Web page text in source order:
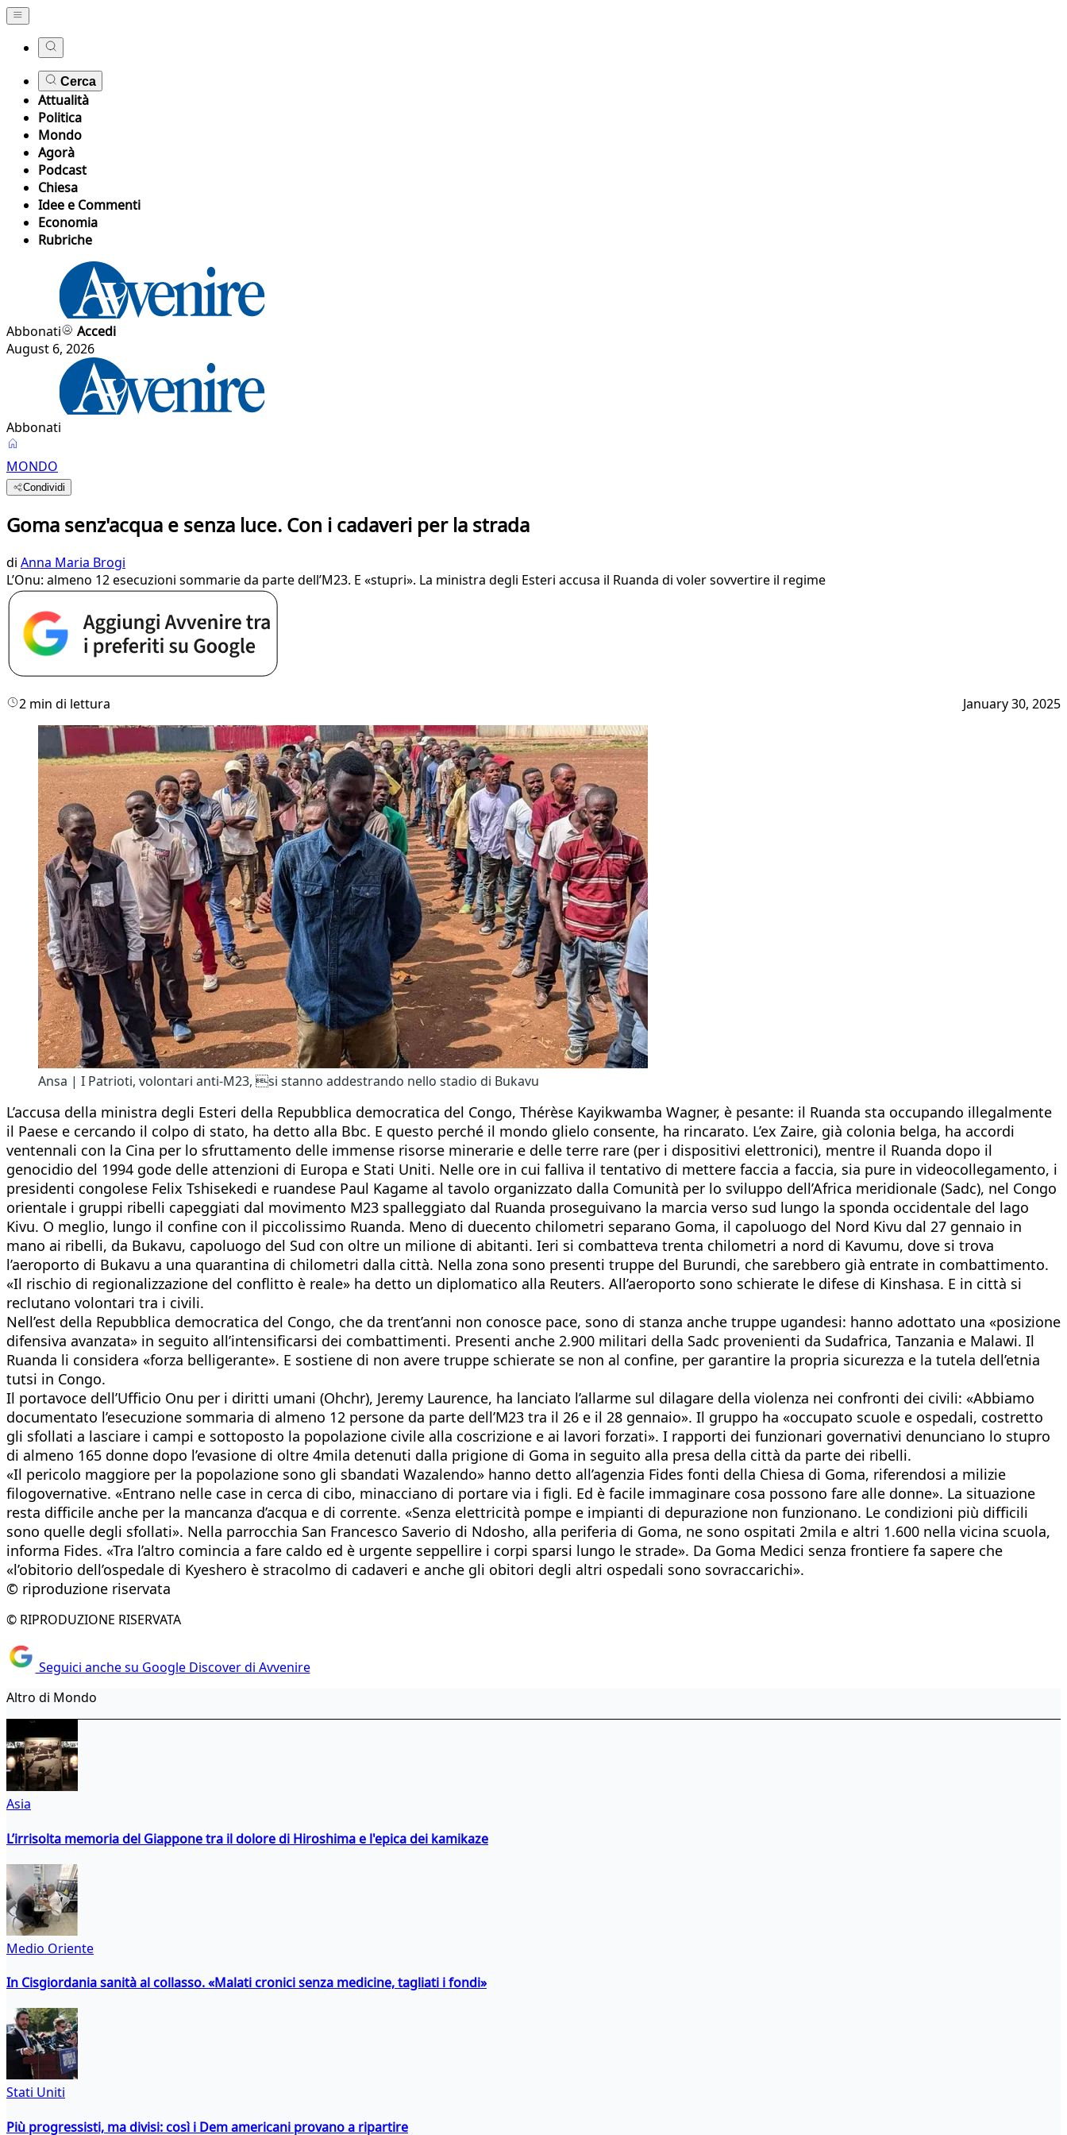
Cerca
Attualità
Politica
Mondo
Agorà
Podcast
Chiesa
Idee e Commenti
Economia
Rubriche
Abbonati
Accedi
August 6, 2026
Abbonati
MONDO
Condividi
Goma senz'acqua e senza luce. Con i cadaveri per la strada
di Anna Maria Brogi
L’Onu: almeno 12 esecuzioni sommarie da parte dell’M23. E «stupri». La ministra degli Esteri accusa il Ruanda di voler sovvertire il regime
2 min di lettura January 30, 2025
Ansa | I Patrioti, volontari anti-M23, si stanno addestrando nello stadio di Bukavu
L’accusa della ministra degli Esteri della Repubblica democratica del Congo, Thérèse Kayikwamba Wagner, è pesante: il Ruanda sta occupando illegalmente
il Paese e cercando il colpo di stato, ha detto alla Bbc. E questo perché il mondo glielo consente, ha rincarato. L’ex Zaire, già colonia belga, ha accordi
ventennali con la Cina per lo sfruttamento delle immense risorse minerarie e delle terre rare (per i dispositivi elettronici), mentre il Ruanda dopo il
genocidio del 1994 gode delle attenzioni di Europa e Stati Uniti. Nelle ore in cui falliva il tentativo di mettere faccia a faccia, sia pure in videocollegamento, i
presidenti congolese Felix Tshisekedi e ruandese Paul Kagame al tavolo organizzato dalla Comunità per lo sviluppo dell’Africa meridionale (Sadc), nel Congo
orientale i gruppi ribelli capeggiati dal movimento M23 spalleggiato dal Ruanda proseguivano la marcia verso sud lungo la sponda occidentale del lago
Kivu. O meglio, lungo il confine con il piccolissimo Ruanda. Meno di duecento chilometri separano Goma, il capoluogo del Nord Kivu dal 27 gennaio in
mano ai ribelli, da Bukavu, capoluogo del Sud con oltre un milione di abitanti. Ieri si combatteva trenta chilometri a nord di Kavumu, dove si trova
l’aeroporto di Bukavu a una quarantina di chilometri dalla città. Nella zona sono presenti truppe del Burundi, che sarebbero già entrate in combattimento.
«Il rischio di regionalizzazione del conflitto è reale» ha detto un diplomatico alla Reuters. All’aeroporto sono schierate le difese di Kinshasa. E in città si
reclutano volontari tra i civili.
Nell’est della Repubblica democratica del Congo, che da trent’anni non conosce pace, sono di stanza anche truppe ugandesi: hanno adottato una «posizione
difensiva avanzata» in seguito all’intensificarsi dei combattimenti. Presenti anche 2.900 militari della Sadc provenienti da Sudafrica, Tanzania e Malawi. Il
Ruanda li considera «forza belligerante». E sostiene di non avere truppe schierate se non al confine, per garantire la propria sicurezza e la tutela dell’etnia
tutsi in Congo.
Il portavoce dell’Ufficio Onu per i diritti umani (Ohchr), Jeremy Laurence, ha lanciato l’allarme sul dilagare della violenza nei confronti dei civili: «Abbiamo
documentato l’esecuzione sommaria di almeno 12 persone da parte dell’M23 tra il 26 e il 28 gennaio». Il gruppo ha «occupato scuole e ospedali, costretto
gli sfollati a lasciare i campi e sottoposto la popolazione civile alla coscrizione e ai lavori forzati». I rapporti dei funzionari governativi denunciano lo stupro
di almeno 165 donne dopo l’evasione di oltre 4mila detenuti dalla prigione di Goma in seguito alla presa della città da parte dei ribelli.
«Il pericolo maggiore per la popolazione sono gli sbandati Wazalendo» hanno detto all’agenzia Fides fonti della Chiesa di Goma, riferendosi a milizie
filogovernative. «Entrano nelle case in cerca di cibo, minacciano di portare via i figli. Ed è facile immaginare cosa possono fare alle donne». La situazione
resta difficile anche per la mancanza d’acqua e di corrente. «Senza elettricità pompe e impianti di depurazione non funzionano. Le condizioni più difficili
sono quelle degli sfollati». Nella parrocchia San Francesco Saverio di Ndosho, alla periferia di Goma, ne sono ospitati 2mila e altri 1.600 nella vicina scuola,
informa Fides. «Tra l’altro comincia a fare caldo ed è urgente seppellire i corpi sparsi lungo le strade». Da Goma Medici senza frontiere fa sapere che
«l’obitorio dell’ospedale di Kyeshero è stracolmo di cadaveri e anche gli obitori degli altri ospedali sono sovraccarichi».
© riproduzione riservata
© RIPRODUZIONE RISERVATA
Seguici anche su Google Discover di Avvenire
Altro di Mondo
Asia
L’irrisolta memoria del Giappone tra il dolore di Hiroshima e l'epica dei kamikaze
Medio Oriente
In Cisgiordania sanità al collasso. «Malati cronici senza medicine, tagliati i fondi»
Stati Uniti
Più progressisti, ma divisi: così i Dem americani provano a ripartire